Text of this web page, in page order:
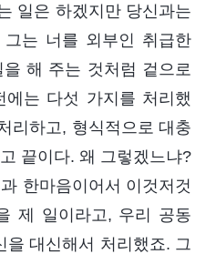
일은 하겠지만 당신과는
그는 너를 외부인 취급한
해 주는 것처럼 겉으로
는 다섯 가지를 처리했
리하고, 형식적으로 대충
끝이다. 왜 그렇겠느냐?
한마음이어서 이것저것
제 일이라고, 우리 공동
대신해서 처리했죠. 그